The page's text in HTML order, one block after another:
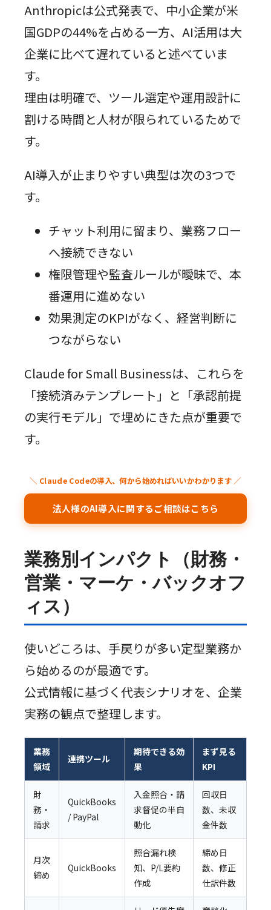
Anthropicは公式発表で、中小企業が米
国GDPの44%を占める一方、AI活用は大
企業に比べて遅れていると述べていま
す。
理由は明確で、ツール選定や運用設計に
割ける時間と人材が限られているためで
す。
AI導入が止まりやすい典型は次の3つで
す。
チャット利用に留まり、業務フロー
へ接続できない
権限管理や監査ルールが曖昧で、本
番運用に進めない
効果測定のKPIがなく、経営判断に
つながらない
Claude for Small Businessは、これらを
「接続済みテンプレート」と「承認前提
の実行モデル」で埋めにきた点が重要で
す。
＼ Claude Codeの導入、何から始めればいいかわかります ／
法人様のAI導入に関するご相談はこちら
業務別インパクト（財務・
営業・マーケ・バックオフ
ィス）
使いどころは、手戻りが多い定型業務か
ら始めるのが最適です。
公式情報に基づく代表シナリオを、企業
実務の観点で整理します。
業務
領域
連携ツール
期待できる効
果
まず見る
KPI
財
務・
請求
QuickBooks
/ PayPal
入金照合・請
求督促の半自
動化
回収日
数、未収
金件数
月次
締め
QuickBooks
照合漏れ検
知、P/L要約
作成
締め日
数、修正
仕訳件数